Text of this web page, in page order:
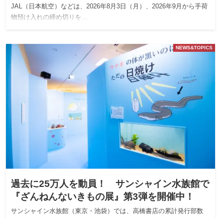
JAL（日本航空）などは、2026年8月3日（月）、2026年9月から手荷
物預け入れの締め切りを…
NEWS&TOPICS
過去に25万人を動員！ サンシャイン水族館で
『ざんねんないきもの展』第3弾を開催中！
サンシャイン水族館（東京・池袋）では、高橋書店の累計発行部数